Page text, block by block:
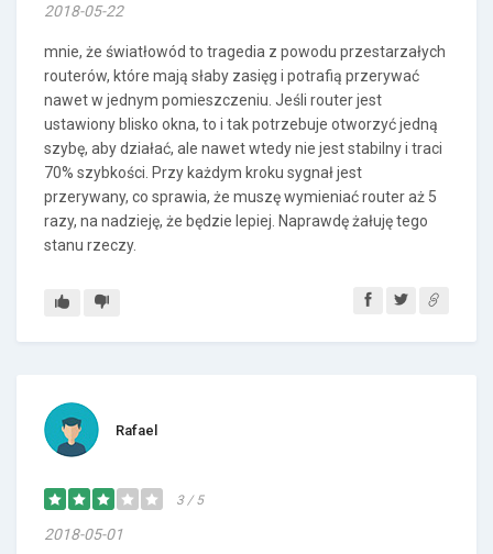
2018-05-22
mnie, że światłowód to tragedia z powodu przestarzałych
routerów, które mają słaby zasięg i potrafią przerywać
nawet w jednym pomieszczeniu. Jeśli router jest
ustawiony blisko okna, to i tak potrzebuje otworzyć jedną
szybę, aby działać, ale nawet wtedy nie jest stabilny i traci
70% szybkości. Przy każdym kroku sygnał jest
przerywany, co sprawia, że muszę wymieniać router aż 5
razy, na nadzieję, że będzie lepiej. Naprawdę żałuję tego
stanu rzeczy.
Rafael
3 / 5
2018-05-01